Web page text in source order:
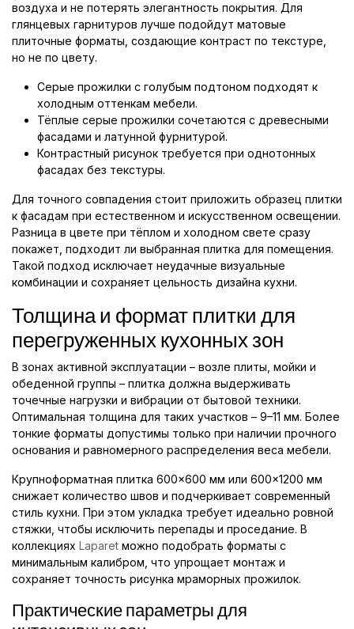
воздуха и не потерять элегантность покрытия. Для
глянцевых гарнитуров лучше подойдут матовые
плиточные форматы, создающие контраст по текстуре,
но не по цвету.
Серые прожилки с голубым подтоном подходят к
холодным оттенкам мебели.
Тёплые серые прожилки сочетаются с древесными
фасадами и латунной фурнитурой.
Контрастный рисунок требуется при однотонных
фасадах без текстуры.
Для точного совпадения стоит приложить образец плитки
к фасадам при естественном и искусственном освещении.
Разница в цвете при тёплом и холодном свете сразу
покажет, подходит ли выбранная плитка для помещения.
Такой подход исключает неудачные визуальные
комбинации и сохраняет цельность дизайна кухни.
Толщина и формат плитки для
перегруженных кухонных зон
В зонах активной эксплуатации – возле плиты, мойки и
обеденной группы – плитка должна выдерживать
точечные нагрузки и вибрации от бытовой техники.
Оптимальная толщина для таких участков – 9–11 мм. Более
тонкие форматы допустимы только при наличии прочного
основания и равномерного распределения веса мебели.
Крупноформатная плитка 600×600 мм или 600×1200 мм
снижает количество швов и подчеркивает современный
стиль кухни. При этом укладка требует идеально ровной
стяжки, чтобы исключить перепады и проседание. В
коллекциях Laparet можно подобрать форматы с
минимальным калибром, что упрощает монтаж и
сохраняет точность рисунка мраморных прожилок.
Практические параметры для